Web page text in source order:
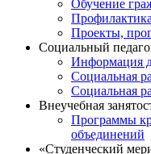
Обучение
Проекты,
Социальный
Информация
Социальная
Социальная
Внеучебная
Программы
объединений
«Студенческий